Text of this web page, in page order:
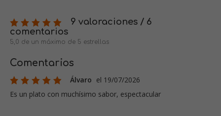
9 valoraciones / 6
comentarios
5,0 de un máximo de 5 estrellas
Comentarios
Álvaro el 19/07/2026
Es un plato con muchísimo sabor, espectacular